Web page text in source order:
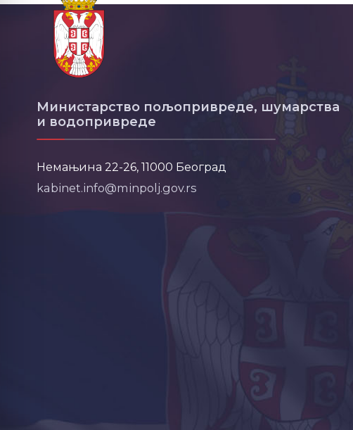
Министарство пољопривреде, шумарства
и водопривреде
Немањина 22-26, 11000 Београд
kabinet.info@minpolj.gov.rs